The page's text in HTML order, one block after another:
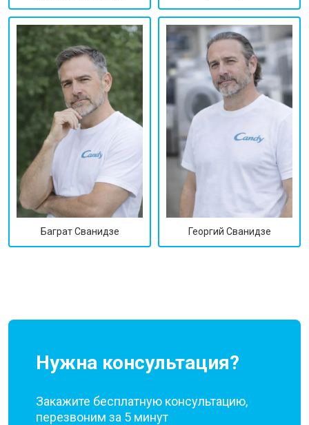
Баграт Сванидзе Георгий Сванидзе
Нужна консультация?
Закажите бесплатную консультацию,
перезвоним за 5 минут